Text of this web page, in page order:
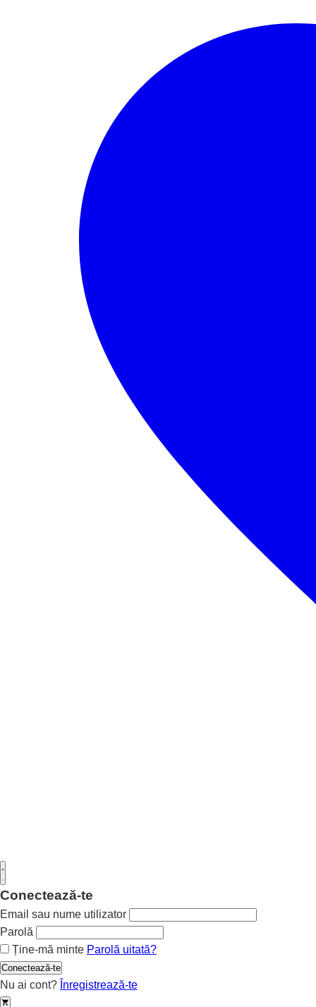
Conectează-te
Email sau nume utilizator
Parolă
Ține-mă minte Parolă uitată?
Conectează-te
Nu ai cont? Înregistrează-te